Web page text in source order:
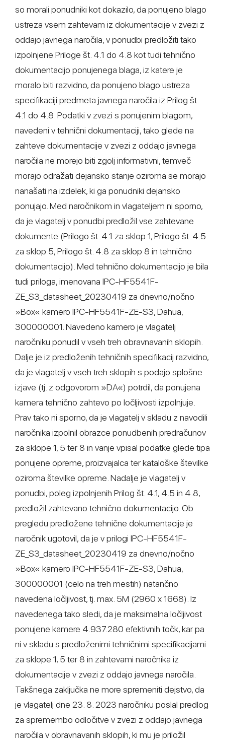
so morali ponudniki kot dokazilo, da ponujeno blago
ustreza vsem zahtevam iz dokumentacije v zvezi z
oddajo javnega naročila, v ponudbi predložiti tako
izpolnjene Priloge št. 4.1 do 4.8 kot tudi tehnično
dokumentacijo ponujenega blaga, iz katere je
moralo biti razvidno, da ponujeno blago ustreza
specifikaciji predmeta javnega naročila iz Prilog št.
4.1 do 4.8. Podatki v zvezi s ponujenim blagom,
navedeni v tehnični dokumentaciji, tako glede na
zahteve dokumentacije v zvezi z oddajo javnega
naročila ne morejo biti zgolj informativni, temveč
morajo odražati dejansko stanje oziroma se morajo
nanašati na izdelek, ki ga ponudniki dejansko
ponujajo. Med naročnikom in vlagateljem ni sporno,
da je vlagatelj v ponudbi predložil vse zahtevane
dokumente (Prilogo št. 4.1 za sklop 1, Prilogo št. 4.5
za sklop 5, Prilogo št. 4.8 za sklop 8 in tehnično
dokumentacijo). Med tehnično dokumentacijo je bila
tudi priloga, imenovana IPC-HF5541F-
ZE_S3_datasheet_20230419 za dnevno/nočno
»Box« kamero IPC-HF5541F-ZE-S3, Dahua,
300000001. Navedeno kamero je vlagatelj
naročniku ponudil v vseh treh obravnavanih sklopih.
Dalje je iz predloženih tehničnih specifikacij razvidno,
da je vlagatelj v vseh treh sklopih s podajo splošne
izjave (tj. z odgovorom »DA«) potrdil, da ponujena
kamera tehnično zahtevo po ločljivosti izpolnjuje.
Prav tako ni sporno, da je vlagatelj v skladu z navodili
naročnika izpolnil obrazce ponudbenih predračunov
za sklope 1, 5 ter 8 in vanje vpisal podatke glede tipa
ponujene opreme, proizvajalca ter kataloške številke
oziroma številke opreme. Nadalje je vlagatelj v
ponudbi, poleg izpolnjenih Prilog št. 4.1, 4.5 in 4.8,
predložil zahtevano tehnično dokumentacijo. Ob
pregledu predložene tehnične dokumentacije je
naročnik ugotovil, da je v prilogi IPC-HF5541F-
ZE_S3_datasheet_20230419 za dnevno/nočno
»Box« kamero IPC-HF5541F-ZE-S3, Dahua,
300000001 (celo na treh mestih) natančno
navedena ločljivost, tj. max. 5M (2960 x 1668). Iz
navedenega tako sledi, da je maksimalna ločljivost
ponujene kamere 4.937.280 efektivnih točk, kar pa
ni v skladu s predloženimi tehničnimi specifikacijami
za sklope 1, 5 ter 8 in zahtevami naročnika iz
dokumentacije v zvezi z oddajo javnega naročila.
Takšnega zaključka ne more spremeniti dejstvo, da
je vlagatelj dne 23. 8. 2023 naročniku poslal predlog
za spremembo odločitve v zvezi z oddajo javnega
naročila v obravnavanih sklopih, ki mu je priložil